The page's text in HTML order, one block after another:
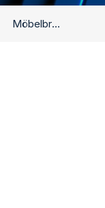
Möbelbranche: Kräfte mobilisieren und besser performen